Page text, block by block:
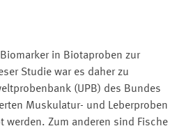
in Biotaproben zur
Studie war es daher zu
(UPB) des Bundes
Muskulatur- und Leberproben
werden. Zum anderen sind Fische